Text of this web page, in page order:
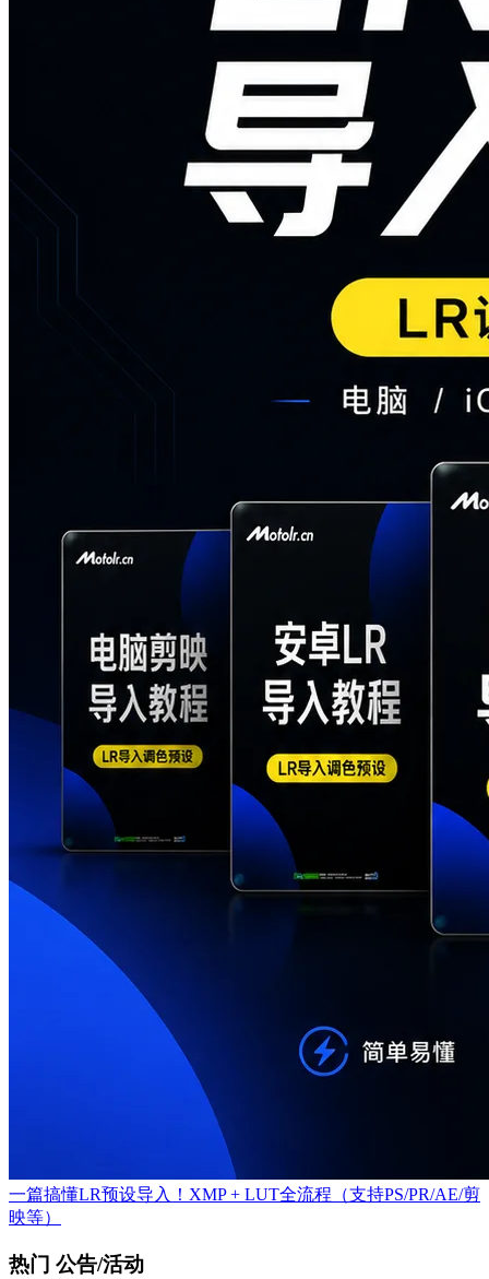
一篇搞懂LR预设导入！XMP + LUT全流程（支持PS/PR/AE/剪
映等）
热门 公告/活动